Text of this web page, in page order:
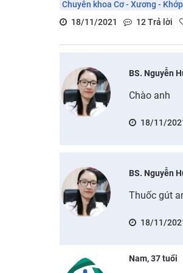
Chuyên khoa Cơ - Xương - Khớp
18/11/2021
12Trả lời
BS. Nguyễn
Chào anh
18/11/
BS. Nguyễn
Thuốc gút
18/11/
Nam, 37 tuổi